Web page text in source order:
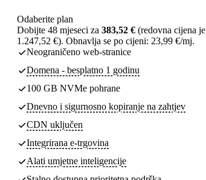
Odaberite plan
Dobijte 48 mjeseci za 383,52 € (redovna cijena je
1.247,52 €). Obnavlja se po cijeni: 23,99 €/mj.
Neograničeno web-stranice
Domena - besplatno 1 godinu
100 GB NVMe pohrane
Dnevno i sigurnosno kopiranje na zahtjev
CDN uključen
Integrirana e-trgovina
Alati umjetne inteligencije